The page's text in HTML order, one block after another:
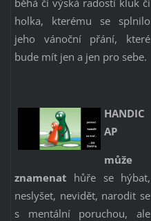
holka, kterému se splnilo
jeho vánoční přání, které
bude mít jen a jen pro sebe.
HANDIC
AP
může
znamenat hůře se hýbat,
neslyšet, nevidět, narodit se
s mentální poruchou, ale